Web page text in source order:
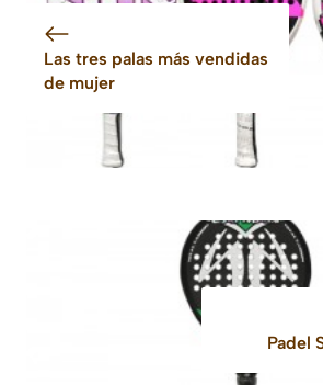
Las tres palas más vendidas
de mujer
Padel